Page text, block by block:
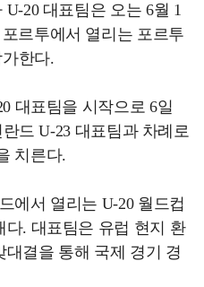
20 대표팀은 오는 6월 1
르투에서 열리는 포르투
한다.
대표팀을 시작으로 6일
드 U-23 대표팀과 차례로
치른다.
에서 열리는 U-20 월드컵
. 대표팀은 유럽 현지 환
결을 통해 국제 경기 경